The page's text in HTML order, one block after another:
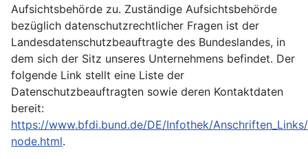
Aufsichtsbehörde zu. Zuständige Aufsichtsbehörde
bezüglich datenschutzrechtlicher Fragen ist der
Landesdatenschutzbeauftragte des Bundeslandes, in
dem sich der Sitz unseres Unternehmens befindet. Der
folgende Link stellt eine Liste der
Datenschutzbeauftragten sowie deren Kontaktdaten
bereit:
https://www.bfdi.bund.de/DE/Infothek/
node.html.